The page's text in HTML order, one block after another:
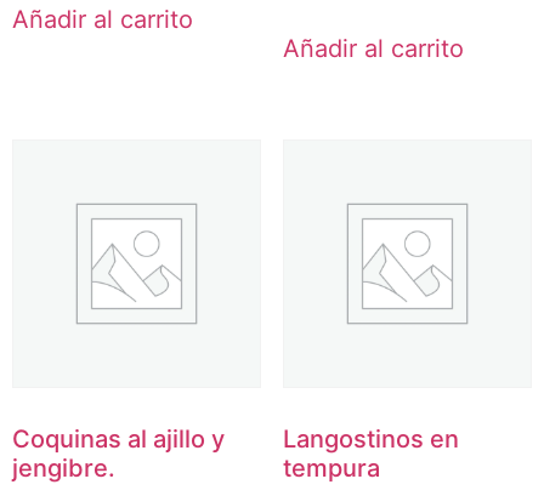
Añadir al carrito
Añadir al carrito
Coquinas al ajillo y
jengibre.
Langostinos en
tempura